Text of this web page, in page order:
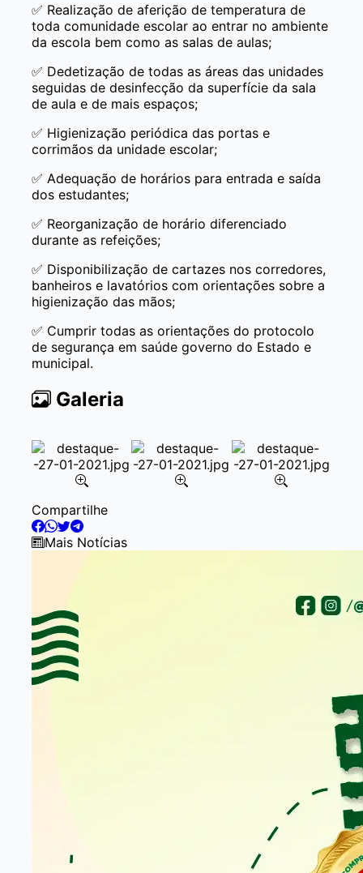
✅ Realização de aferição de temperatura de
toda comunidade escolar ao entrar no ambiente
da escola bem como as salas de aulas;
✅ Dedetização de todas as áreas das unidades
seguidas de desinfecção da superfície da sala
de aula e de mais espaços;
✅ Higienização periódica das portas e
corrimãos da unidade escolar;
✅ Adequação de horários para entrada e saída
dos estudantes;
✅ Reorganização de horário diferenciado
durante as refeições;
✅ Disponibilização de cartazes nos corredores,
banheiros e lavatórios com orientações sobre a
higienização das mãos;
✅ Cumprir todas as orientações do protocolo
de segurança em saúde governo do Estado e
municipal.
Galeria
Item
2
of
Compartilhe
Mais Notícias